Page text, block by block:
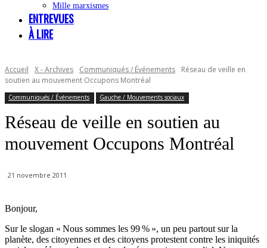
Mille marxismes
ENTREVUES
À LIRE
Accueil X - Archives Communiqués / Événements
Réseau de veille en
soutien au mouvement Occupons Montréal
Communiqués / Événements Gauche / Mouvements sociaux
Réseau de veille en soutien au
mouvement Occupons Montréal
21 novembre 2011
Bonjour,
Sur le slogan « Nous sommes les 99 % », un peu partout sur la
planète, des citoyennes et des citoyens protestent contre les iniquités